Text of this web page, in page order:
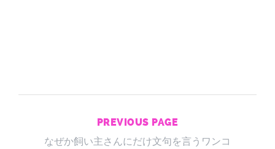
PREVIOUS PAGE
なぜか飼い主さんにだけ文句を言うワンコ